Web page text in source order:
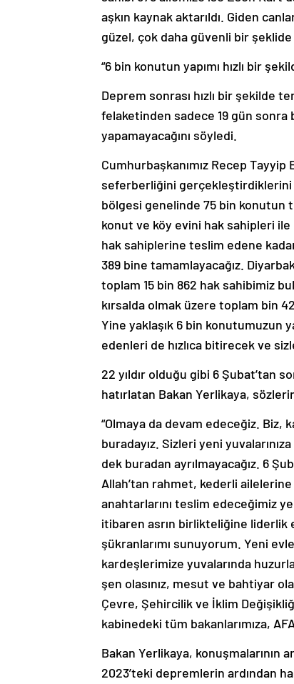
aşkın kaynak aktarıldı. Giden
güzel, çok daha güvenli bir
“6 bin konutun yapımı hızlı bir
Deprem sonrası hızlı bir şekilde
felaketinden sadece 19 gün sonra
yapamayacağını söyledi.
Cumhurbaşkanımız Recep
seferberliğini gerçekleştirdiklerini
bölgesi genelinde 75 bin konutun
konut ve köy evini hak sahipleri
hak sahiplerine teslim edene
389 bine tamamlayacağız.
toplam 15 bin 862 hak sahibimiz
kırsalda olmak üzere toplam bin
Yine yaklaşık 6 bin konutumuzun
edenleri de hızlıca bitirecek ve
22 yıldır olduğu gibi 6 Şubat’tan
hatırlatan Bakan Yerlikaya,
“Olmaya da devam edeceğiz. Biz,
buradayız. Sizleri yeni
dek buradan ayrılmayacağız. 6
Allah’tan rahmet, kederli
anahtarlarını teslim edeceğimiz
itibaren asrın birlikteliğine liderlik
şükranlarımı sunuyorum. Yeni
kardeşlerimize yuvalarında
şen olasınız, mesut ve bahtiyar
Çevre, Şehircilik ve İklim Değişikliği
kabinedeki tüm bakanlarımıza,
Bakan Yerlikaya, konuşmalarının
2023’teki depremlerin ardından